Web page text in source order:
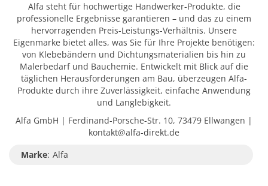
Alfa steht für hochwertige Handwerker-Produkte, die
professionelle Ergebnisse garantieren – und das zu einem
hervorragenden Preis-Leistungs-Verhältnis. Unsere
Eigenmarke bietet alles, was Sie für Ihre Projekte benötigen:
von Klebebändern und Dichtungsmaterialien bis hin zu
Malerbedarf und Bauchemie. Entwickelt mit Blick auf die
täglichen Herausforderungen am Bau, überzeugen Alfa-
Produkte durch ihre Zuverlässigkeit, einfache Anwendung
und Langlebigkeit.
Alfa GmbH | Ferdinand-Porsche-Str. 10, 73479 Ellwangen |
kontakt@alfa-direkt.de
Marke: Alfa